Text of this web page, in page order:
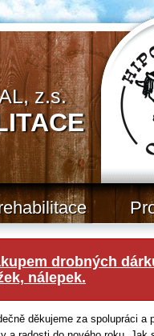
z.s.
drobných
nálepek.
děkujeme za spolupráci a